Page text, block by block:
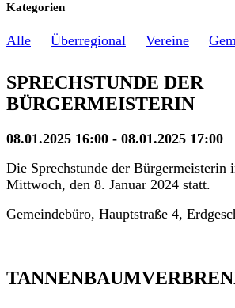
Kategorien
Alle Überregional Vereine
SPRECHSTUNDE DER
BÜRGERMEISTERIN
08.01.2025 16:00 - 08.01.2025 17:00
Die Sprechstunde der Bürgermeisterin
Mittwoch, den 8. Januar 2024 statt.
Gemeindebüro, Hauptstraße 4,